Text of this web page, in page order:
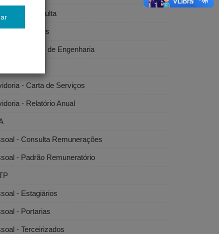
- Consulta
- Editais
e Serviços de Engenharia
- Carta de Serviços
- Relatório Anual
- Consulta Remunerações
- Padrão Remuneratório
- Estagiários
- Portarias
- Terceirizados